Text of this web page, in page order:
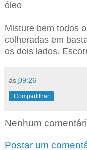
óleo
Misture bem todos
colheradas em
os dois lados.
às 09:26
Compartilhar
Nenhum
Postar um